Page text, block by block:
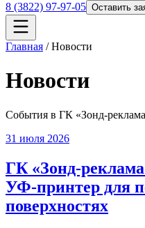
8 (3822) 97-97-05 Оставить
Главная /Новости
Новости
События в ГК «Зонд-
31 июля 2026
ГК «Зонд-
УФ-принтер для
поверхностях